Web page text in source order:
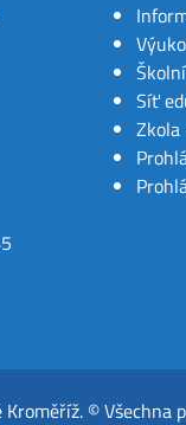
Síť
Kroměříž. © Všechna